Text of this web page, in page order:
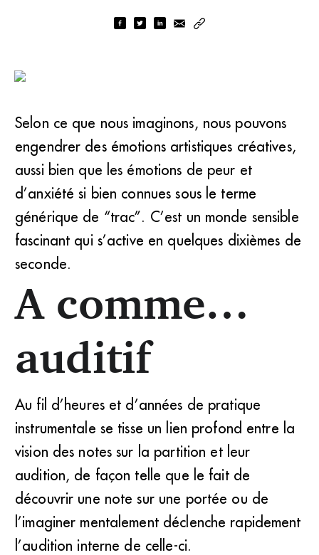
Selon ce que nous imaginons, nous pouvons
engendrer des émotions artistiques créatives,
aussi bien que les émotions de peur et
d’anxiété si bien connues sous le terme
générique de “trac”. C’est un monde sensible
fascinant qui s’active en quelques dixièmes de
seconde.
A comme…
auditif
Au fil d’heures et d’années de pratique
instrumentale se tisse un lien profond entre la
vision des notes sur la partition et leur
audition, de façon telle que le fait de
découvrir une note sur une portée ou de
l’imaginer mentalement déclenche rapidement
l’audition interne de celle-ci.